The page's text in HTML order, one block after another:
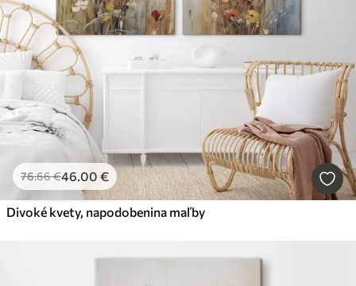
76.66€46.00 €
Divoké kvety, napodobenina maľby